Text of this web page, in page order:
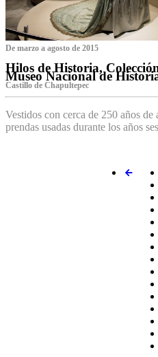
De marzo a agosto de 2015
Hilos de Historia,
Museo Nacional de
Castillo de Chapultepec
Vestidos con cerca de 250 años
prendas usadas durante los años